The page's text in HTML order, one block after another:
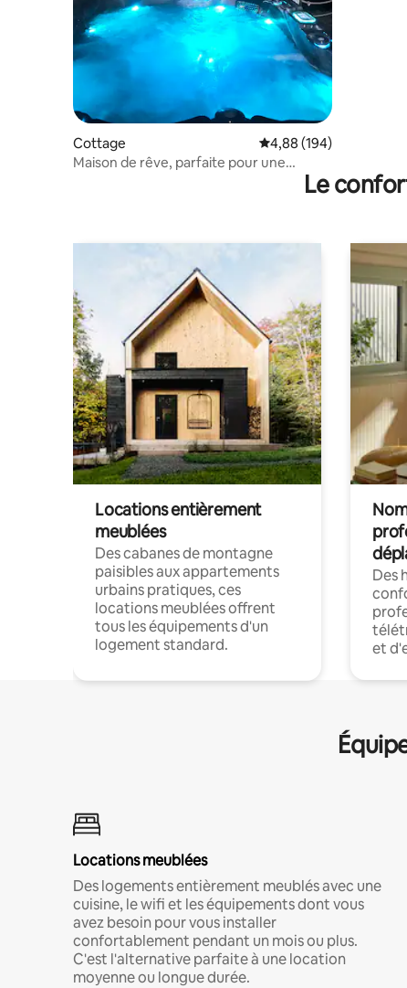
Cottage Évaluation moyenne
4,88 (194)
Maison de rêve, parfaite pour une
Le
Locations entièrement
meublées
Des cabanes de montagne
paisibles aux appartements
urbains pratiques, ces
locations meublées offrent
tous les équipements d'un
logement standard.
Des
et
Locations meublées
Des logements entièrement meublés avec une
cuisine, le wifi et les équipements dont vous
avez besoin pour vous installer
confortablement pendant un mois ou plus.
C'est l'alternative parfaite à une location
moyenne ou longue durée.